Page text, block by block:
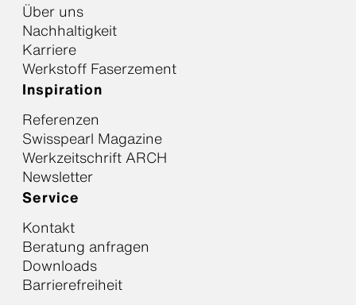
Über uns
Nachhaltigkeit
Karriere
Werkstoff Faserzement
Inspiration
Referenzen
Swisspearl Magazine
Werkzeitschrift ARCH
Newsletter
Service
Kontakt
Beratung anfragen
Downloads
Barrierefreiheit